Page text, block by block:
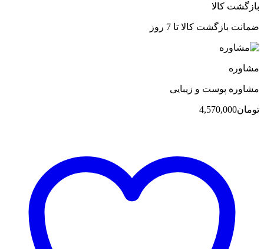
بازگشت کالا
ضمانت بازگشت کالا تا 7 روز
مشاوره
مشاوره پوست و زیبایی
تومان4,570,000